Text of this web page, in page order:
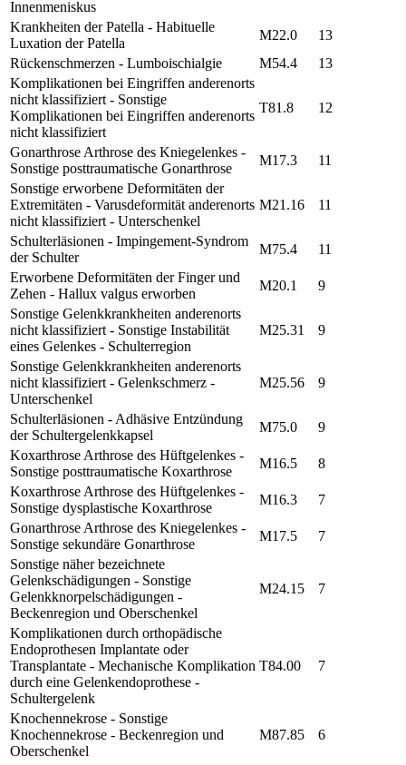
Innenmeniskus
Krankheiten der Patella - Habituelle
Luxation der Patella
M22.0
13
Rückenschmerzen - Lumboischialgie
M54.4
13
Komplikationen bei Eingriffen anderenorts
nicht klassifiziert - Sonstige
Komplikationen bei Eingriffen anderenorts
nicht klassifiziert
T81.8 12
Gonarthrose Arthrose des Kniegelenkes -
Sonstige posttraumatische Gonarthrose
M17.3
11
Sonstige erworbene Deformitäten der
Extremitäten - Varusdeformität anderenorts
nicht klassifiziert - Unterschenkel
M21.16 11
Schulterläsionen - Impingement-Syndrom
der Schulter
M75.4
11
Erworbene Deformitäten der Finger und
Zehen - Hallux valgus erworben
M20.1
9
Sonstige Gelenkkrankheiten anderenorts
nicht klassifiziert - Sonstige Instabilität
eines Gelenkes - Schulterregion
M25.31 9
Sonstige Gelenkkrankheiten anderenorts
nicht klassifiziert - Gelenkschmerz -
Unterschenkel
M25.56 9
Schulterläsionen - Adhäsive Entzündung
der Schultergelenkkapsel
M75.0
9
Koxarthrose Arthrose des Hüftgelenkes -
Sonstige posttraumatische Koxarthrose
M16.5
8
Koxarthrose Arthrose des Hüftgelenkes -
Sonstige dysplastische Koxarthrose
M16.3
7
Gonarthrose Arthrose des Kniegelenkes -
Sonstige sekundäre Gonarthrose
M17.5
7
Sonstige näher bezeichnete
Gelenkschädigungen - Sonstige
Gelenkknorpelschädigungen -
Beckenregion und Oberschenkel
M24.15 7
Komplikationen durch orthopädische
Endoprothesen Implantate oder
Transplantate - Mechanische Komplikation
durch eine Gelenkendoprothese -
Schultergelenk
T84.00 7
Knochennekrose - Sonstige
Knochennekrose - Beckenregion und
Oberschenkel
M87.85 6